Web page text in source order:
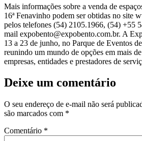
Mais informações sobre a venda de
16ª Fenavinho podem ser obtidas no site
pelos telefones (54) 2105.1966, (54) +55
mail expobento@expobento.com.br. A
13 a 23 de junho, no Parque de Eventos
reunindo um mundo de opções em mais
empresas, entidades e prestadores de
Deixe um comentário
O seu endereço de e-mail não será
são marcados com *
Comentário *